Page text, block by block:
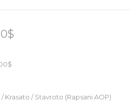
Krasato / Stavroto (Rapsani AOP)